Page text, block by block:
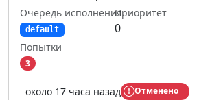
Очередь исполнения
default
Приоритет
0
Попытки
3
около 17 часа назад Отменено